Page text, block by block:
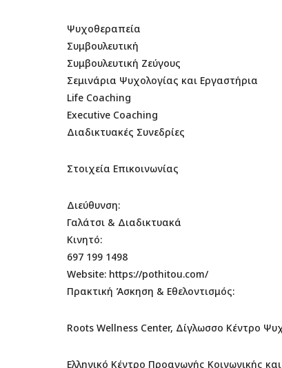
Ψυχοθεραπεία
Συμβουλευτική
Συμβουλευτική Ζεύγους
Σεμινάρια Ψυχολογίας και Εργαστήρια
Life Coaching
Executive Coaching
Διαδικτυακές Συνεδρίες
Στοιχεία Επικοινωνίας
Διεύθυνση:
Γαλάτσι & Διαδικτυακά
Κινητό:
697 199 1498
Website: https://pothitou.com/
Πρακτική Άσκηση & Εθελοντισμός:
Roots Wellness Center, Δίγλωσσο Κέντρο
Ελληνικό Κέντρο Προαγωγής Κοινωνικής